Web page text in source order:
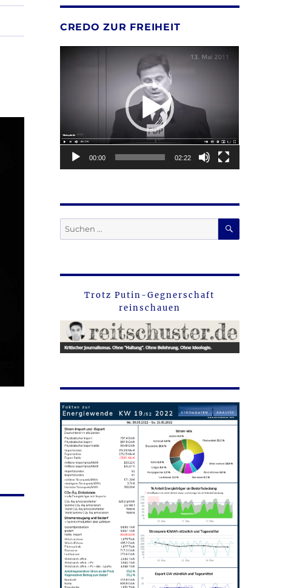
CREDO ZUR FREIHEIT
00:00 02:22
Suche
nach:
SUCHEN
Trotz Putin-Gegnerschaft
reinschauen